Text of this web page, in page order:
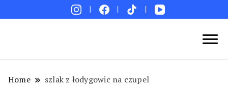
Blog podróżniczy. Najpiękniejsze miejsca w Polsce i
na świecie. Ciekawe miejsca. Pomysły na weekend i
wakacje. Porady. Relacje z podróży.
Home szlak z łodygowic na czupel